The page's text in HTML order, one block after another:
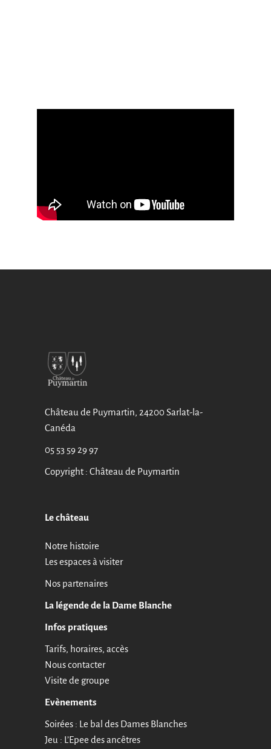
Château de Puymartin, 24200 Sarlat-la-
Canéda
05 53 59 29 97
Copyright : Château de Puymartin
Le château
Notre histoire
Les espaces à visiter
Nos partenaires
La légende de la Dame Blanche
Infos pratiques
Tarifs, horaires, accès
Nous contacter
Visite de groupe
Evènements
Soirées : Le bal des Dames Blanches
Jeu : L’Epee des ancêtres